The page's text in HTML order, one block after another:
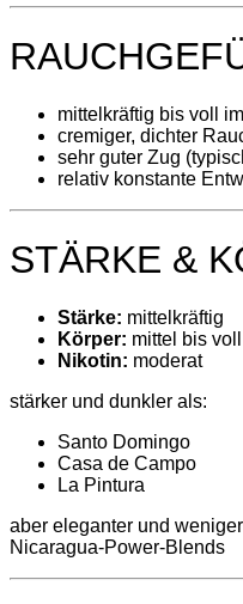
mittelkräftig bis voll
cremiger, dichter
sehr guter Zug
relativ konstante
STÄRKE &
Stärke: mittelkräftig
Körper: mittel bis voll
Nikotin: moderat
stärker und dunkler als:
Santo Domingo
Casa de Campo
La Pintura
aber eleganter und
Nicaragua-Power-Blends